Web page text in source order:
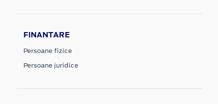
FINANTARE
Persoane fizice
Persoane juridice